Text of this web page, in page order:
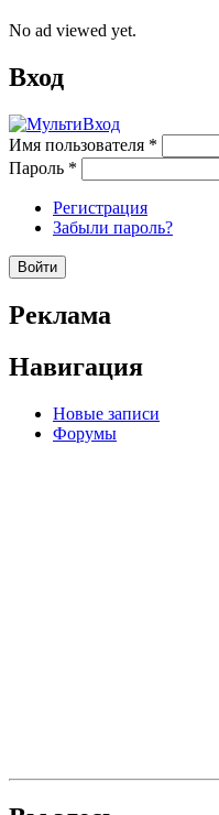
No ad viewed yet.
Вход
Имя пользователя *
Пароль *
Регистрация
Забыли пароль?
Реклама
Навигация
Новые записи
Форумы